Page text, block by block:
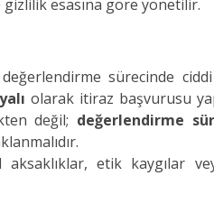
esasına göre yönetilir.
sürecinde
olarak itiraz başvurusu
değil; değerlendirme
etik kaygılar